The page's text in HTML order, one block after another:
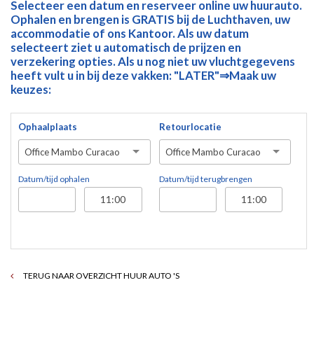
Selecteer een datum en reserveer online uw huurauto.
Ophalen en brengen is GRATIS bij de Luchthaven, uw
accommodatie of ons Kantoor. Als uw datum
selecteert ziet u automatisch de prijzen en
verzekering opties. Als u nog niet uw vluchtgegevens
heeft vult u in bij deze vakken: "LATER"⇒Maak uw
keuzes:
Ophaalplaats
Office Mambo Curacao
Datum/tijd ophalen
Retourlocatie
Office Mambo Curacao
Datum/tijd terugbrengen
TERUG NAAR OVERZICHT HUUR AUTO 'S